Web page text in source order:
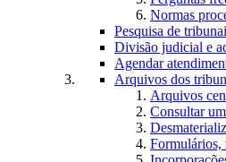
Normas
Pesquisa de
Divisão judicial e
Agendar
Arquivos dos
Arquivos
Consultar
Formulários,